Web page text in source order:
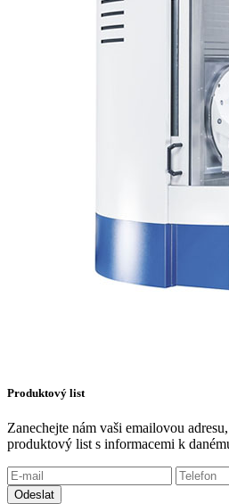
Produktový list
Zanechejte nám vaši emailovou
produktový list s informacemi k
Odeslat